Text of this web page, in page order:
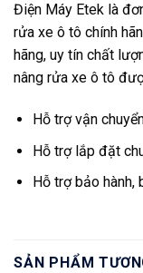
Điện Máy Etek là
rửa xe ô tô chính
hãng, uy tín chất
nâng rửa xe ô tô
Hỗ trợ vận
Hỗ trợ lắp đặt
Hỗ trợ bảo hành,
SẢN PHẨM